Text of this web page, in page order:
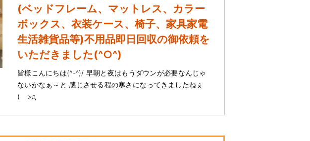
(ベッドフレーム、マットレス、カラー
ボックス、衣装ケース、椅子、家具家電
生活雑貨品等)不用品即日回収の御依頼を
いただきました(^○^)
皆様こんにちは(^-^)/ 早朝と夜はもうダウンが必要なんじゃ
ないかなぁ～と 感じさせる程の寒さになってきましたねぇ
( >д